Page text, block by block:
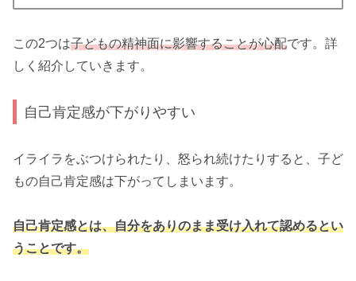
この2つは子どもの精神面に影響することが心配です。詳
しく紹介していきます。
自己肯定感が下がりやすい
イライラをぶつけられたり、怒られ続けたりすると、子ど
もの自己肯定感は下がってしまいます。
自己肯定感とは、自分をありのまま受け入れて認めるとい
うことです。